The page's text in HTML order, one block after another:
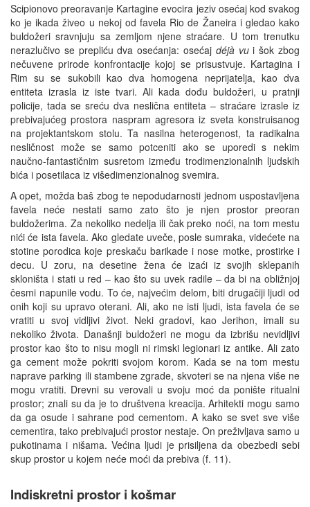
Scipionovo preoravanje Kartagine evocira jeziv osećaj kod svakog
ko je ikada živeo u nekoj od favela Rio de Žaneira i gledao kako
buldožeri sravnjuju sa zemljom njene straćare. U tom trenutku
nerazlučivo se prepliću dva osećanja: osećaj déjà vui šok zbog
nečuvene prirode konfrontacije kojoj se prisustvuje. Kartagina i
Rim su se sukobili kao dva homogena neprijatelja, kao dva
entiteta izrasla iz iste tvari. Ali kada dođu buldožeri, u pratnji
policije, tada se sreću dva neslična entiteta – straćare izrasle iz
prebivajućeg prostora naspram agresora iz sveta konstruisanog
na projektantskom stolu. Ta nasilna heterogenost, ta radikalna
nesličnost može se samo potceniti ako se uporedi s nekim
naučno-fantastičnim susretom između trodimenzionalnih ljudskih
bića i posetilaca iz višedimenzionalnog svemira.
A opet, možda baš zbog te nepodudarnosti jednom uspostavljena
favela neće nestati samo zato što je njen prostor preoran
buldožerima. Za nekoliko nedelja ili čak preko noći, na tom mestu
nići će ista favela. Ako gledate uveče, posle sumraka, videćete na
stotine porodica koje preskaču barikade i nose motke, prostirke i
decu. U zoru, na desetine žena će izaći iz svojih sklepanih
skloništa i stati u red – kao što su uvek radile – da bi na obližnjoj
česmi napunile vodu. To će, najvećim delom, biti drugačiji ljudi od
onih koji su upravo oterani. Ali, ako ne isti ljudi, ista favela će se
vratiti u svoj vidljivi život. Neki gradovi, kao Jerihon, imali su
nekoliko života. Današnji buldožeri ne mogu da izbrišu nevidljivi
prostor kao što to nisu mogli ni rimski legionari iz antike. Ali zato
ga cement može pokriti svojom korom. Kada se na tom mestu
naprave parking ili stambene zgrade, skvoteri se na njena više ne
mogu vratiti. Drevni su verovali u svoju moć da ponište ritualni
prostor; znali su da je to društvena kreacija. Arhitekti mogu samo
da ga osude i sahrane pod cementom. A kako se svet sve više
cementira, tako prebivajući prostor nestaje. On preživljava samo u
pukotinama i nišama. Većina ljudi je prisiljena da obezbedi sebi
skup prostor u kojem neće moći da prebiva (f. 11).
Indiskretni prostor i košmar